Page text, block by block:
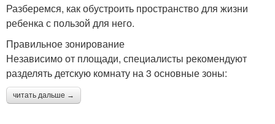
Разберемся, как обустроить пространство для жизни
ребенка с пользой для него.
Правильное зонирование
Независимо от площади, специалисты рекомендуют
разделять детскую комнату на 3 основные зоны:
читать дальше →